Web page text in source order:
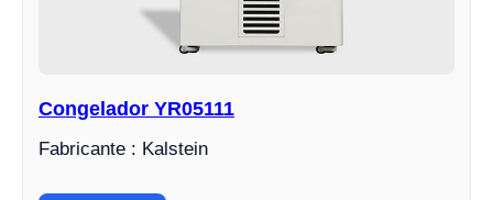
Congelador YR05111
Fabricante : Kalstein